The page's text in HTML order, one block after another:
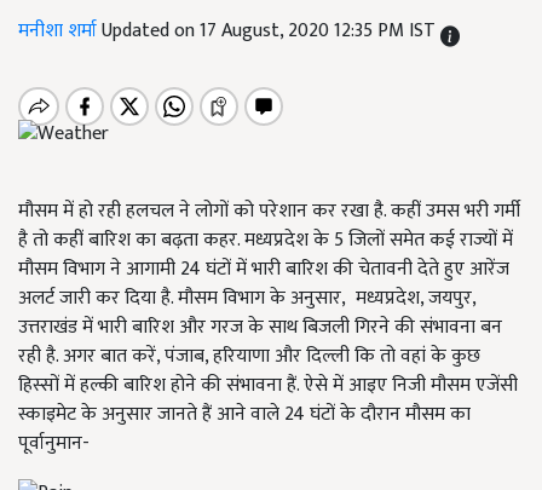
मनीशा शर्माUpdated on 17 August, 2020 12:35 PM IST
मौसम में हो रही हलचल ने लोगों को परेशान कर रखा है. कहीं उमस भरी गर्मी
है तो कहीं बारिश का बढ़ता कहर. मध्यप्रदेश के 5 जिलों समेत कई राज्यों में
मौसम विभाग ने आगामी 24 घंटों में भारी बारिश की चेतावनी देते हुए आरेंज
अलर्ट जारी कर दिया है. मौसम विभाग के अनुसार, मध्यप्रदेश, जयपुर,
उत्तराखंड में भारी बारिश और गरज के साथ बिजली गिरने की संभावना बन
रही है. अगर बात करें, पंजाब, हरियाणा और दिल्ली कि तो वहां के कुछ
हिस्सों में हल्की बारिश होने की संभावना हैं. ऐसे में आइए निजी मौसम एजेंसी
स्काइमेट के अनुसार जानते हैं आने वाले 24 घंटों के दौरान मौसम का
पूर्वानुमान-